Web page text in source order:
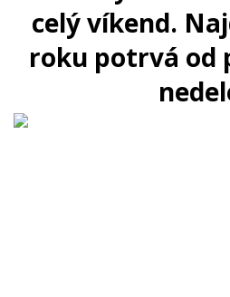
celý víkend.
roku potrvá od